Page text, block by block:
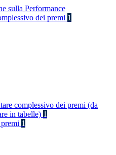
sulla Performance
dei premi 1
complessivo dei premi (da
in tabelle) 1
1